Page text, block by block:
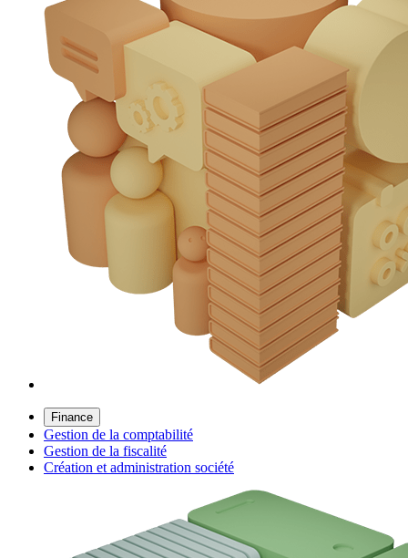
Finance
Gestion de la comptabilité
Gestion de la fiscalité
Création et administration société